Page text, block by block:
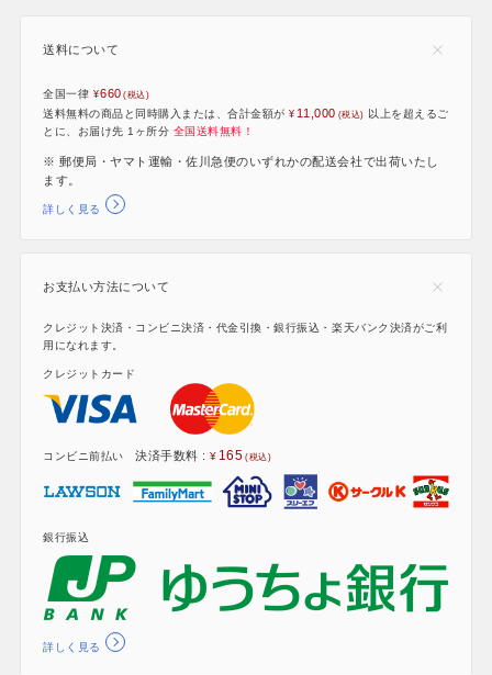
送料について
全国一律 660
送料無料の商品と同時購入または、合計金額が 11,000
以上を超えるご
とに、お届け先 1ヶ所分 全国送料無料！
※ 郵便局・ヤマト運輸・佐川急便のいずれかの配送会社で出荷いたし
ます。
詳しく見る
お支払い方法について
クレジット決済・コンビニ決済・代金引換・銀行振込・楽天バンク決済がご利
用になれます。
クレジットカード
コンビニ前払い決済手数料 : 165
銀行振込
詳しく見る